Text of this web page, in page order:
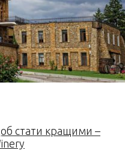
стати кращими –